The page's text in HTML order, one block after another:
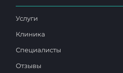
Услуги
Клиника
Специалисты
Отзывы